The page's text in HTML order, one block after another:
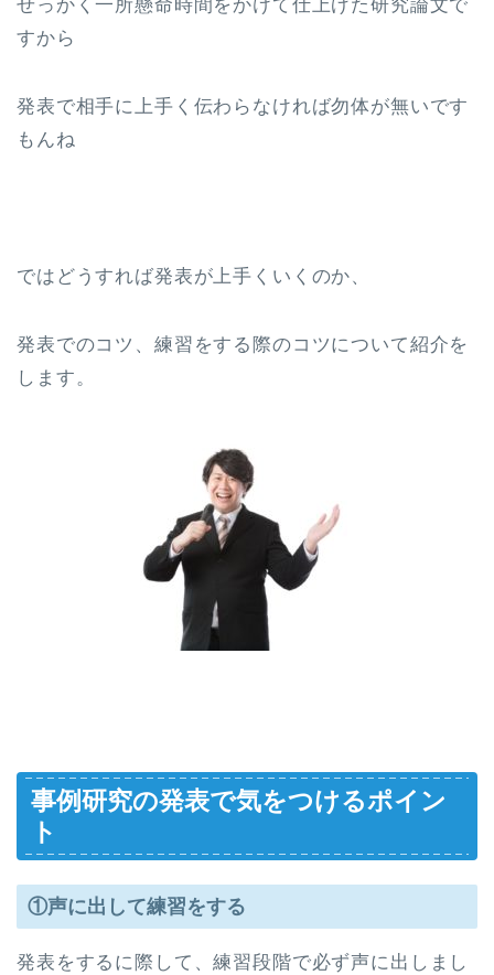
せっかく一所懸命時間をかけて仕上げた研究論文で
すから
発表で相手に上手く伝わらなければ勿体が無いです
もんね
ではどうすれば発表が上手くいくのか、
発表でのコツ、練習をする際のコツについて紹介を
します。
事例研究の発表で気をつけるポイン
ト
①声に出して練習をする
発表をするに際して、練習段階で必ず声に出しまし